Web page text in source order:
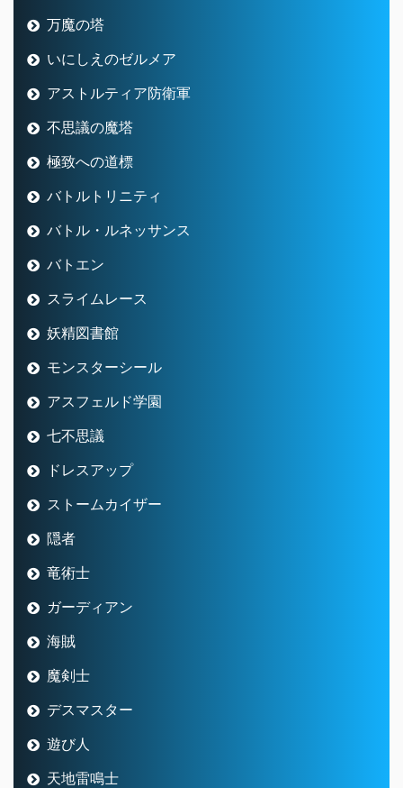
万魔の塔
いにしえのゼルメア
アストルティア防衛軍
不思議の魔塔
極致への道標
バトルトリニティ
バトル・ルネッサンス
バトエン
スライムレース
妖精図書館
モンスターシール
アスフェルド学園
七不思議
ドレスアップ
ストームカイザー
隠者
竜術士
ガーディアン
海賊
魔剣士
デスマスター
遊び人
天地雷鳴士